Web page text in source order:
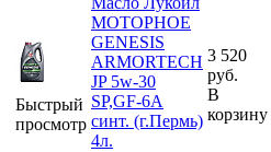
Быстрый
просмотр
МОТОРНОЕ
GENESIS
ARMORTECH
JP 5w-30
SP,GF-6A
синт. (г.Пермь)
4л.
3 520
руб.
В
корзину